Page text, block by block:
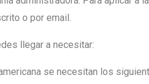
o por email.
llegar a necesitar:
se necesitan los